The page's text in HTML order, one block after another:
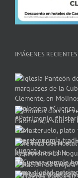
IMÁGENES RECIENTES